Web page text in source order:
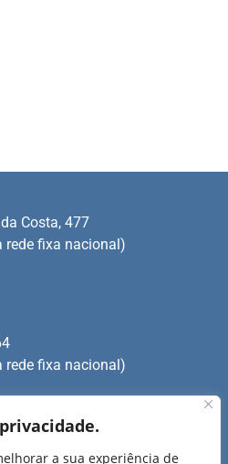
a sua experiência de
rede fixa nacional)
Costa, 477
rede fixa nacional)